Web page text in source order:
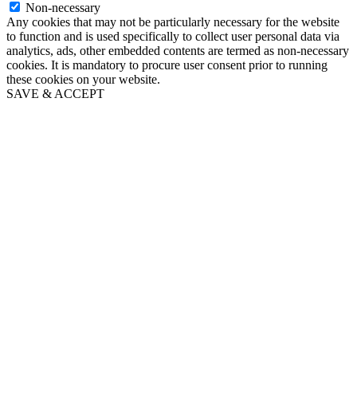
Non-necessary
Any cookies that may not be particularly necessary for the website
to function and is used specifically to collect user personal data via
analytics, ads, other embedded contents are termed as non-necessary
cookies. It is mandatory to procure user consent prior to running
these cookies on your website.
SAVE & ACCEPT